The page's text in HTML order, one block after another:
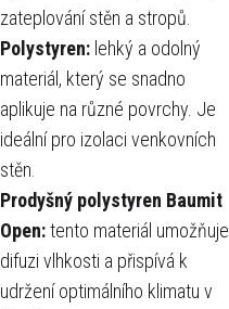
zateplování stěn a stropů.
Polystyren: lehký a odolný
materiál, který se snadno
aplikuje na různé povrchy. Je
ideální pro izolaci venkovních
stěn.
Prodyšný polystyren Baumit
Open:tento materiál umožňuje
difuzi vlhkosti a přispívá k
udržení optimálního klimatu v